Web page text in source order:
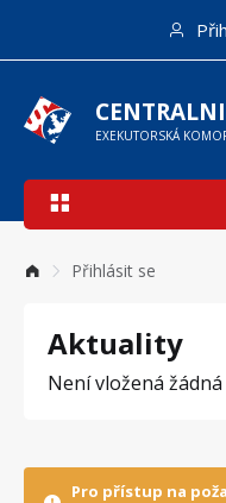
hlavnímu
obsahu
EXEKUTORSKÁ
Hlavní
Přihlásit se
Aktuality
Není vložená
Pro přístup na